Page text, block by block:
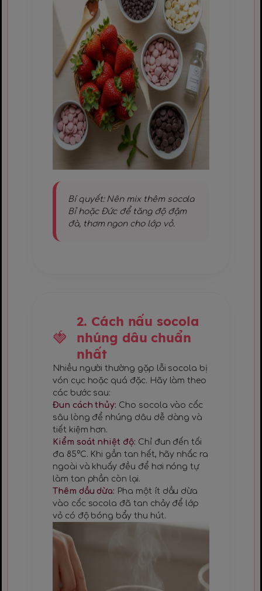
Bí quyết: Nên mix thêm socola
Bỉ hoặc Đức để tăng độ đậm
đà, thơm ngon cho lớp vỏ.
2. Cách nấu socola
nhúng dâu chuẩn
nhất
Nhiều người thường gặp lỗi socola bị
vón cục hoặc quá đặc. Hãy làm theo
các bước sau:
Đun cách thủy: Cho socola vào cốc
sâu lòng để nhúng dâu dễ dàng và
tiết kiệm hơn.
Kiểm soát nhiệt độ: Chỉ đun đến tối
đa 85°C. Khi gần tan hết, hãy nhấc ra
ngoài và khuấy đều để hơi nóng tự
làm tan phần còn lại.
Thêm dầu dừa: Pha một ít dầu dừa
vào cốc socola đã tan chảy để lớp
vỏ có độ bóng bẩy thu hút.